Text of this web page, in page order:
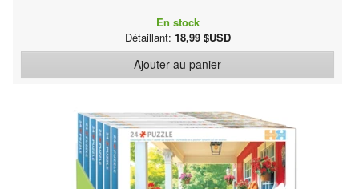
En stock
Détaillant: 18,99 $USD
Ajouter au panier